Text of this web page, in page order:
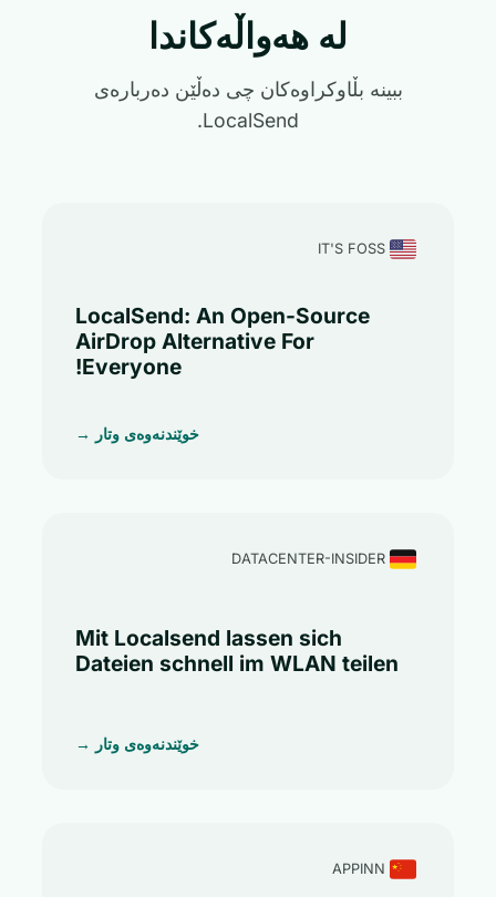
لە هەواڵەکاندا
ببینە بڵاوکراوەکان چی دەڵێن دەربارەی
LocalSend.
IT'S FOSS
LocalSend: An Open-Source
AirDrop Alternative For
Everyone!
خوێندنەوەی وتار →
DATACENTER-INSIDER
Mit Localsend lassen sich
Dateien schnell im WLAN teilen
خوێندنەوەی وتار →
APPINN